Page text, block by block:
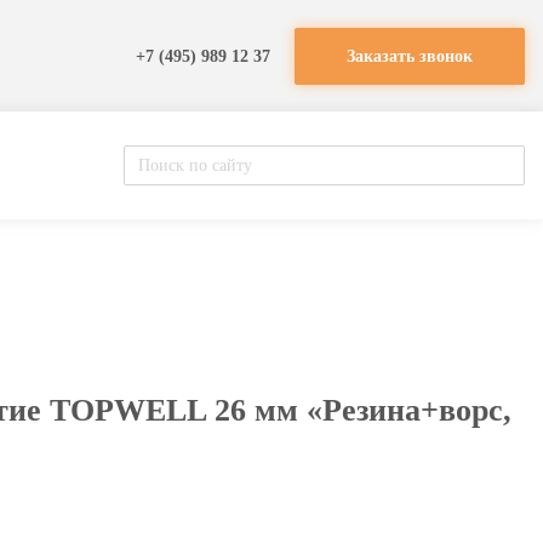
+7 (495) 989 12 37 Заказать звонок
TOPWELL 26 мм «Резина+ворс,